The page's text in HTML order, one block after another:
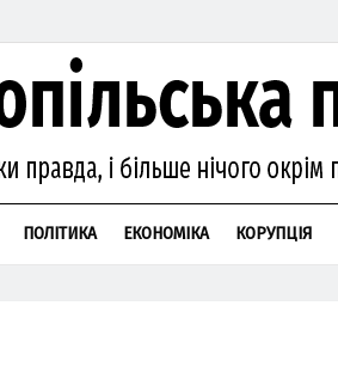
ПОЛІТИКА ЕКОНОМІКА КОРУПЦІЯ